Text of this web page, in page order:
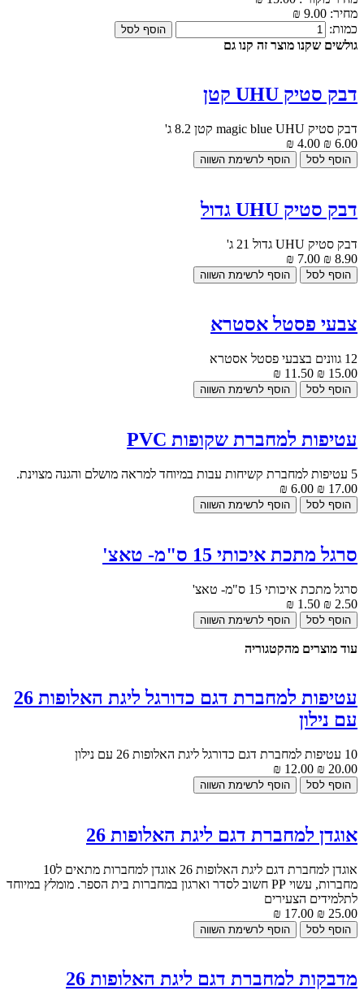
מחיר: 9.00 ₪
כמות:
גולשים שקנו מוצר זה קנו גם
דבק סטיק UHU קטן
דבק סטיק magic blue UHU קטן 8.2 ג'
6.00 ₪
4.00 ₪
דבק סטיק UHU גדול
דבק סטיק UHU גדול 21 ג'
8.90 ₪
7.00 ₪
צבעי פסטל אסטרא
12 גוונים בצבעי פסטל אסטרא
15.00 ₪
11.50 ₪
עטיפות למחברת שקופות PVC
5 עטיפות למחברת קשיחות עבות במיוחד למראה מושלם והגנה מצוינת.
17.00 ₪
6.00 ₪
סרגל מתכת איכותי 15 ס"מ- טאצ'
סרגל מתכת איכותי 15 ס"מ- טאצ'
2.50 ₪
1.50 ₪
עוד מוצרים מהקטגוריה
עטיפות למחברת דגם כדורגל ליגת האלופות 26
עם נילון
10 עטיפות למחברת דגם כדורגל ליגת האלופות 26 עם נילון
20.00 ₪
12.00 ₪
אוגדן למחברת דגם ליגת האלופות 26
אוגדן למחברת דגם ליגת האלופות 26 אוגדן למחברות מתאים ל10
מחברות, עשוי PP חשוב לסדר וארגון במחברות בית הספר. מומלץ במיוחד
לתלמידים הצעירים
25.00 ₪
17.00 ₪
מדבקות למחברת דגם ליגת האלופות 26